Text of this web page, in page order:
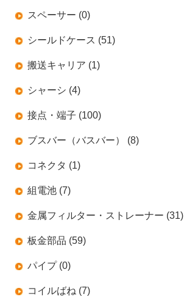
スペーサー (0)
シールドケース (51)
搬送キャリア (1)
シャーシ (4)
接点・端子 (100)
ブスバー（バスバー） (8)
コネクタ (1)
組電池 (7)
金属フィルター・ストレーナー (31)
板金部品 (59)
パイプ (0)
コイルばね (7)